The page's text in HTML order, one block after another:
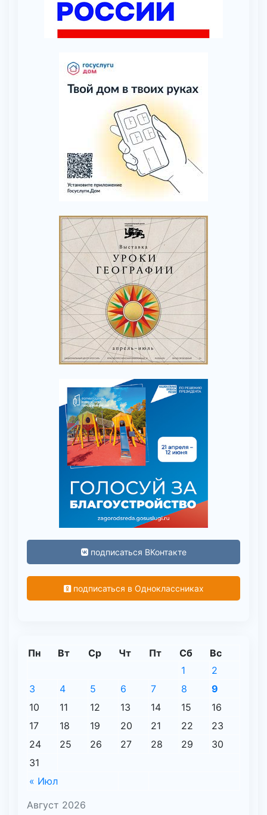
подписаться ВКонтакте
подписаться в Одноклассниках
Август 2026
Пн Вт Ср Чт Пт Сб Вс
« Июл
1
2
3
4 5 6 7 8
9
10
11 12 13 14 15
16
17
18 19 20 21 22
23
24
25 26 27 28 29
30
31